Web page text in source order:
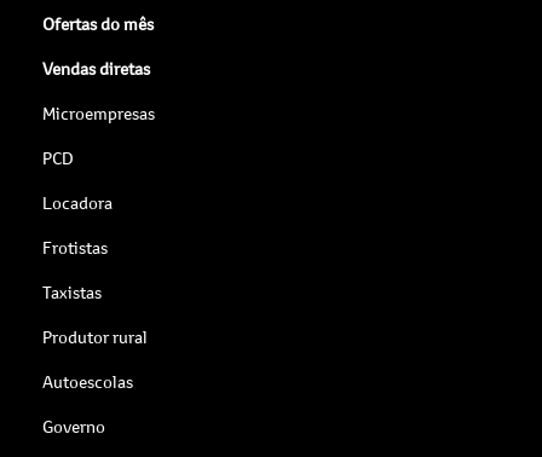
Ofertas do mês
Vendas diretas
Microempresas
PCD
Locadora
Frotistas
Taxistas
Produtor rural
Autoescolas
Governo